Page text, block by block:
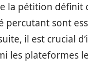
la pétition
sont
il est crucial
les plateformes